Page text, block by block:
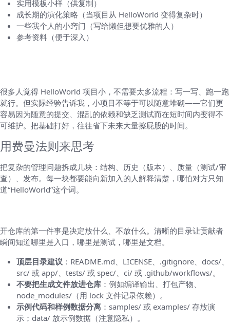
实用模板小样（供复制）
成长期的演化策略（当项目从 HelloWorld 变得复杂时）
一些我个人的小窍门（写给懒但想要优雅的人）
参考资料（便于深入）
很多人觉得 HelloWorld 项目小，不需要太多流程：写一写、跑一跑
就行。但实际经验告诉我，小项目不等于可以随意堆砌——它们更
容易因为随意的提交、混乱的依赖和缺乏测试而在短时间内变得不
可维护。把基础打好，往往省下未来大量擦屁股的时间。
用费曼法则来思考
把复杂的管理问题拆成几块：结构、历史（版本）、质量（测试/审
查）、发布。每一块都要能向新加入的人解释清楚，哪怕对方只知
道“HelloWorld”这个词。
开仓库的第一件事是决定放什么、不放什么。清晰的目录让贡献者
瞬间知道哪里是入口，哪里是测试，哪里是文档。
顶层目录建议 ：README.md、LICENSE、.gitignore、docs/、
src/ 或 app/、tests/ 或 spec/、ci/ 或 .github/workflows/。
不要把生成文件放进仓库 ：例如编译输出、打包产物、
node_modules/（用 lock 文件记录依赖）。
示例代码和样例数据分离 ：samples/ 或 examples/ 存放演
示；data/ 放示例数据（注意隐私）。